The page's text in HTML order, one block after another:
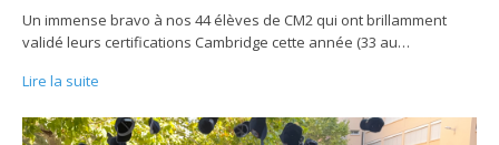
Un immense bravo à nos 44 élèves de CM2 qui ont brillamment
validé leurs certifications Cambridge cette année (33 au…
Lire la suite